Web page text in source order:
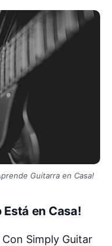
Guitarra en Casa!
Está en Casa!
Simply Guitar